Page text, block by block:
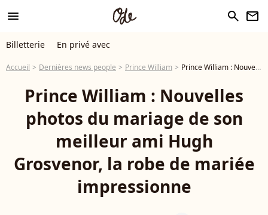
menu search newsletter
Billetterie En privé avec
Accueil Dernières news people Prince William Prince William : Nouvelles photos du mariage de son meilleur ami Hugh Grosvenor, la robe de mariée impressionne
Prince William : Nouvelles
photos du mariage de son
meilleur ami Hugh
Grosvenor, la robe de mariée
impressionne